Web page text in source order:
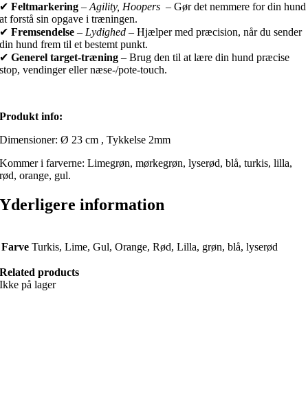
✔Feltmarkering –Agility, Hoopers – Gør det nemmere for din hund
at forstå sin opgave i træningen.
✔Fremsendelse – Lydighed– Hjælper med præcision, når du sender
din hund frem til et bestemt punkt.
✔Generel target-træning – Brug den til at lære din hund præcise
stop, vendinger eller næse-/pote-touch.
Produkt info:
Dimensioner: Ø 23 cm , Tykkelse 2mm
Kommer i farverne: Limegrøn, mørkegrøn, lyserød, blå, turkis, lilla,
rød, orange, gul.
Yderligere information
Farve Turkis, Lime, Gul, Orange, Rød, Lilla, grøn, blå, lyserød
Related products
Ikke på lager